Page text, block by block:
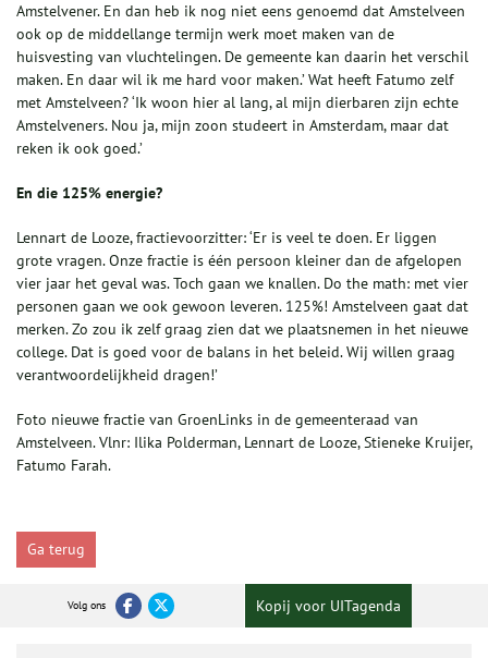
Amstelvener. En dan heb ik nog niet eens genoemd dat Amstelveen
ook op de middellange termijn werk moet maken van de
huisvesting van vluchtelingen. De gemeente kan daarin het verschil
maken. En daar wil ik me hard voor maken.’ Wat heeft Fatumo zelf
met Amstelveen? ‘Ik woon hier al lang, al mijn dierbaren zijn echte
Amstelveners. Nou ja, mijn zoon studeert in Amsterdam, maar dat
reken ik ook goed.’
En die 125% energie?
Lennart de Looze, fractievoorzitter: ‘Er is veel te doen. Er liggen
grote vragen. Onze fractie is één persoon kleiner dan de afgelopen
vier jaar het geval was. Toch gaan we knallen. Do the math: met vier
personen gaan we ook gewoon leveren. 125%! Amstelveen gaat dat
merken. Zo zou ik zelf graag zien dat we plaatsnemen in het nieuwe
college. Dat is goed voor de balans in het beleid. Wij willen graag
verantwoordelijkheid dragen!’
Foto nieuwe fractie van GroenLinks in de gemeenteraad van
Amstelveen. Vlnr: Ilika Polderman, Lennart de Looze, Stieneke Kruijer,
Fatumo Farah.
Ga terug
Volg ons Kopij voor UITagenda